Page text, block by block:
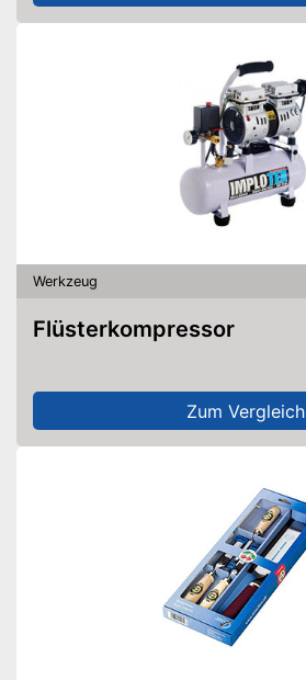
Werkzeug
Flüsterkompressor
Zum Vergleich